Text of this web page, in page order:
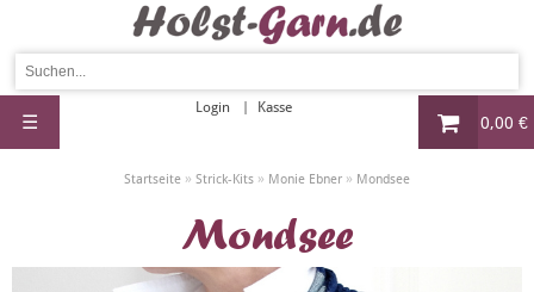
0,00 €
Login Kasse
☰
Startseite » Strick-Kits » Monie Ebner » Mondsee
Mondsee